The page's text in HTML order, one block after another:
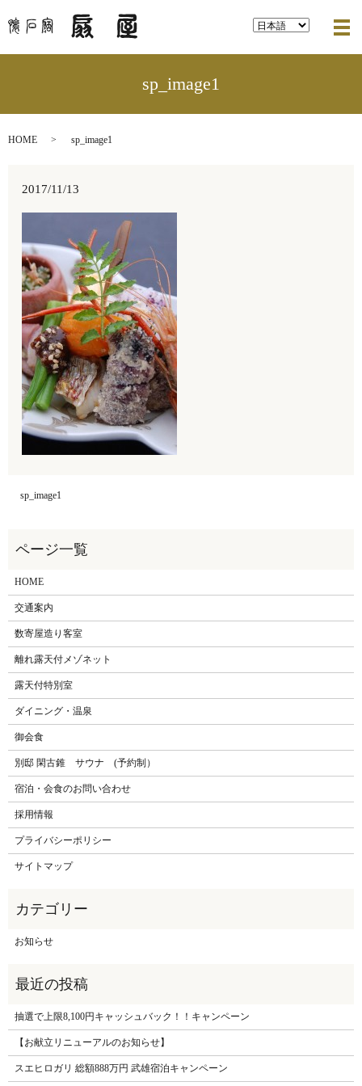
sp_image1
HOME sp_image1
2017/11/13
sp_image1
HOME
交通案内
数寄屋造り客室
離れ露天付メゾネット
露天付特別室
ダイニング・温泉
御会食
別邸 閑古錐 サウナ (予約制）
宿泊・会食のお問い合わせ
採用情報
プライバシーポリシー
サイトマップ
お知らせ
抽選で上限8,100円キャッシュバック！！キャンペーン
【お献立リニューアルのお知らせ】
スエヒロガリ 総額888万円 武雄宿泊キャンペーン